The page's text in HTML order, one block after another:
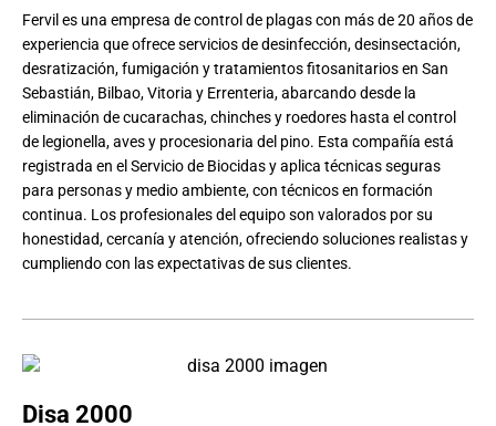
Fervil es una empresa de control de plagas con más de 20 años de
experiencia que ofrece servicios de desinfección, desinsectación,
desratización, fumigación y tratamientos fitosanitarios en San
Sebastián, Bilbao, Vitoria y Errenteria, abarcando desde la
eliminación de cucarachas, chinches y roedores hasta el control
de legionella, aves y procesionaria del pino. Esta compañía está
registrada en el Servicio de Biocidas y aplica técnicas seguras
para personas y medio ambiente, con técnicos en formación
continua. Los profesionales del equipo son valorados por su
honestidad, cercanía y atención, ofreciendo soluciones realistas y
cumpliendo con las expectativas de sus clientes.
Disa 2000